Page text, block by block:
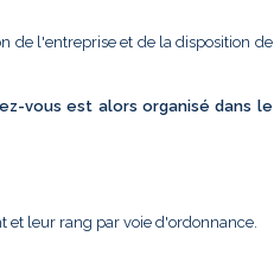
de l'entreprise et de la disposition de
vous est alors organisé dans le
et leur rang par voie d'ordonnance.